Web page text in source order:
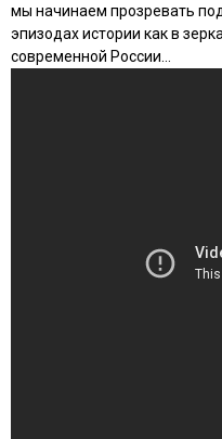
мы начинаем прозревать
эпизодах истории как в
современной России…